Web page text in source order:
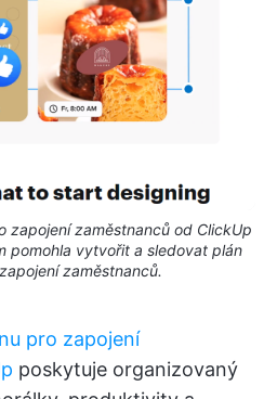
zapojení zaměstnanců od ClickUp
pomohla vytvořit a sledovat plán
zaměstnanců.
pro zapojení
poskytuje organizovaný